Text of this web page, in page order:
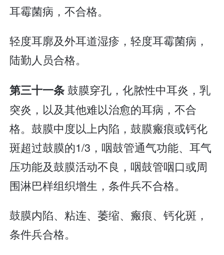
耳霉菌病，不合格。
轻度耳廓及外耳道湿疹，轻度耳霉菌病，
陆勤人员合格。
第三十一条鼓膜穿孔，化脓性中耳炎，乳
突炎，以及其他难以治愈的耳病，不合
格。鼓膜中度以上内陷，鼓膜瘢痕或钙化
斑超过鼓膜的1/3，咽鼓管通气功能、耳气
压功能及鼓膜活动不良，咽鼓管咽口或周
围淋巴样组织增生，条件兵不合格。
鼓膜内陷、粘连、萎缩、瘢痕、钙化斑，
条件兵合格。